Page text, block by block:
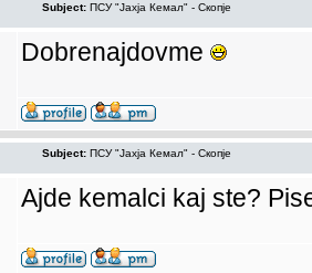
Subject: ПCУ "Јахја Кемал" - Скопје
Dobrenajdovme
Subject: ПCУ "Јахја Кемал" - Скопје
Ajde kemalci kaj ste?